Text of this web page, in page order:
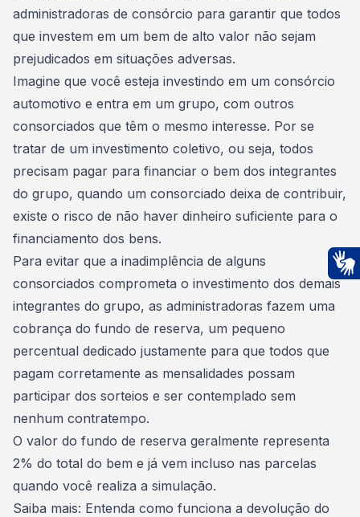
administradoras de consórcio para garantir que todos
que investem em um bem de alto valor não sejam
prejudicados em situações adversas.
Imagine que você esteja investindo em um consórcio
automotivo e entra em um grupo, com outros
consorciados que têm o mesmo interesse. Por se
tratar de um investimento coletivo, ou seja, todos
precisam pagar para financiar o bem dos integrantes
do grupo, quando um consorciado deixa de contribuir,
existe o risco de não haver dinheiro suficiente para o
financiamento dos bens.
Para evitar que a inadimplência de alguns
consorciados comprometa o investimento dos demais
integrantes do grupo, as administradoras fazem uma
cobrança do fundo de reserva, um pequeno
percentual dedicado justamente para que todos que
pagam corretamente as mensalidades possam
participar dos sorteios e ser contemplado sem
nenhum contratempo.
O valor do fundo de reserva geralmente representa
2% do total do bem e já vem incluso nas parcelas
quando você realiza a simulação.
Saiba mais: Entenda como funciona a devolução do